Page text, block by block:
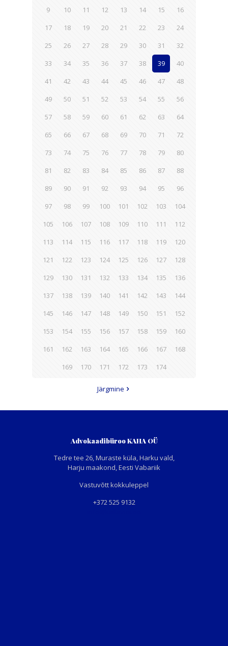
9
10 11 12 13 14 15
16
17
18 19 20 21 22 23
24
25
26 27 28 29 30 31
32
33
34 35 36 37 38 39
40
41
42 43 44 45 46 47
48
49
50 51 52 53 54 55
56
57
58 59 60 61 62 63
64
65
66 67 68 69 70 71
72
73
74 75 76 77 78 79
80
81
82 83 84 85 86 87
88
89
90 91 92 93 94 95
96
97
98 99 100 101 102 103
104
105
106 107 108 109 110 111
112
113
114 115 116 117 118 119
120
121
122 123 124 125 126 127
128
129
130 131 132 133 134 135
136
137
138 139 140 141 142 143
144
145
146 147 148 149 150 151
152
153
154 155 156 157 158 159
160
161
162 163 164 165 166 167
168
169
170 171 172 173 174
Järgmine
Advokaadibüroo KAHA OÜ
Tedre tee 26, Muraste küla, Harku vald,
Harju maakond, Eesti Vabariik
Vastuvõtt kokkuleppel
+372 525 9132